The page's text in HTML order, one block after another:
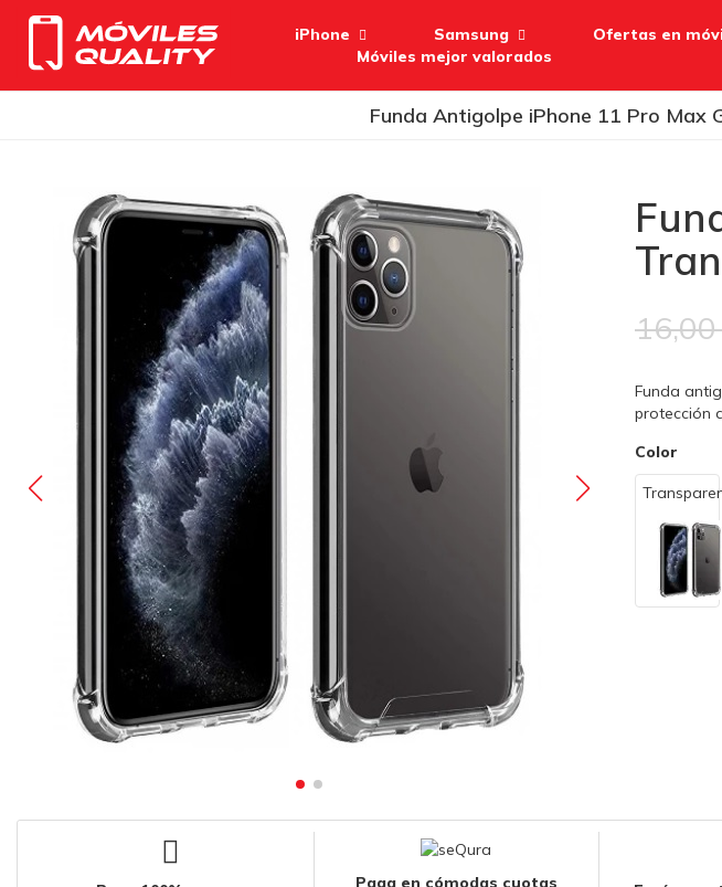
iPhone Samsung Ofertas en
Móviles mejor valorados
Funda Antigolpe iPhone 11 Pro Max
Funda
protección
Color
Paga en cómodas cuotas